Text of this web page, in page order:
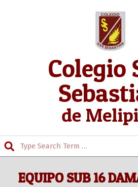
Colegio
de
EQUIPO SUB 16